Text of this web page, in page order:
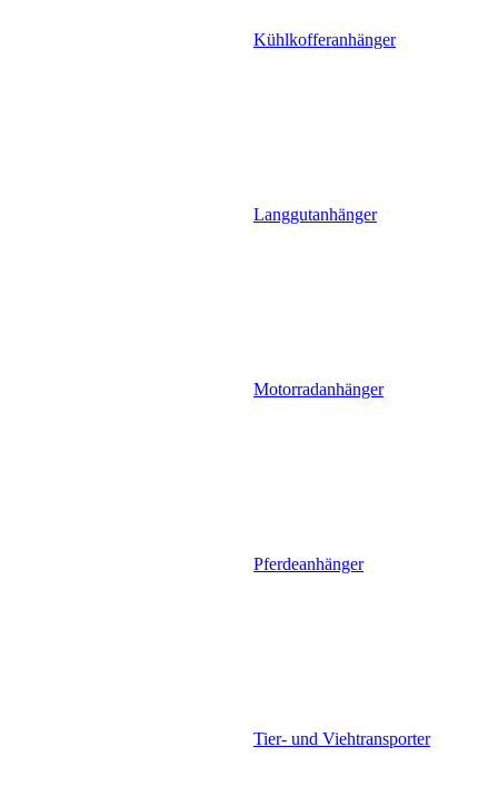
Kühlkofferanhänger
Langgutanhänger
Motorradanhänger
Pferdeanhänger
Tier- und Viehtransporter